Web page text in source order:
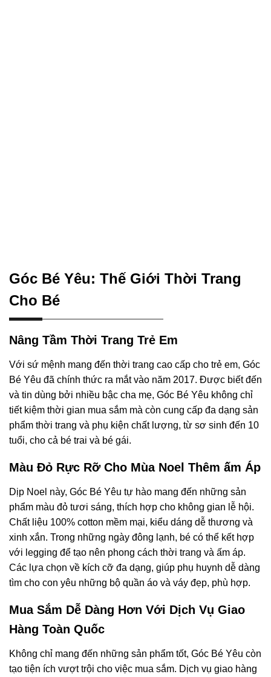
Góc Bé Yêu: Thế Giới Thời Trang
Cho Bé
Nâng Tầm Thời Trang Trẻ Em
Với sứ mệnh mang đến thời trang cao cấp cho trẻ em, Góc
Bé Yêu đã chính thức ra mắt vào năm 2017. Được biết đến
và tin dùng bởi nhiều bậc cha mẹ, Góc Bé Yêu không chỉ
tiết kiệm thời gian mua sắm mà còn cung cấp đa dạng sản
phẩm thời trang và phụ kiện chất lượng, từ sơ sinh đến 10
tuổi, cho cả bé trai và bé gái.
Màu Đỏ Rực Rỡ Cho Mùa Noel Thêm ấm Áp
Dịp Noel này, Góc Bé Yêu tự hào mang đến những sản
phẩm màu đỏ tươi sáng, thích hợp cho không gian lễ hội.
Chất liệu 100% cotton mềm mại, kiểu dáng dễ thương và
xinh xắn. Trong những ngày đông lạnh, bé có thể kết hợp
với legging để tạo nên phong cách thời trang và ấm áp.
Các lựa chọn về kích cỡ đa dạng, giúp phụ huynh dễ dàng
tìm cho con yêu những bộ quần áo và váy đẹp, phù hợp.
Mua Sắm Dễ Dàng Hơn Với Dịch Vụ Giao
Hàng Toàn Quốc
Không chỉ mang đến những sản phẩm tốt, Góc Bé Yêu còn
tạo tiện ích vượt trội cho việc mua sắm. Dịch vụ giao hàng